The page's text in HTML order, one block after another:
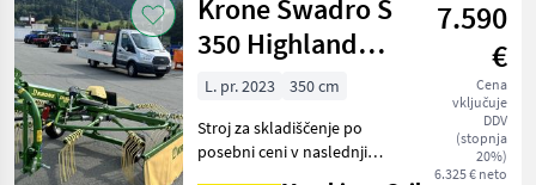
za žetev
in
spravilo
/ Krone
Krone Swadro S
350 Highland
enokrožni
zgrabljalnik
7.590
€
Cena
vključuje
DDV
(stopnja
20%)
6.325 € neto
L. pr. 2023
350 cm
Stroj za skladiščenje po
posebni ceni v naslednji